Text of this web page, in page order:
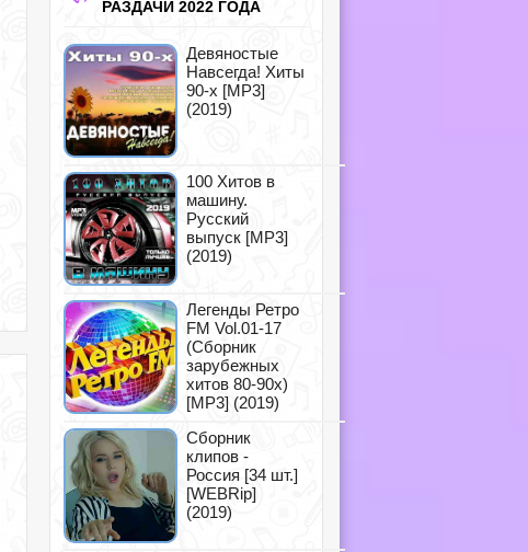
РАЗДАЧИ 2022 ГОДА
Девяностые
Навсегда! Хиты
90-х [MP3]
(2019)
100 Хитов в
машину.
Русский
выпуск [MP3]
(2019)
Легенды Ретро
FM Vol.01-17
(Сборник
зарубежных
хитов 80-90х)
[MP3] (2019)
Сборник
клипов -
Россия [34 шт.]
[WEBRip]
(2019)